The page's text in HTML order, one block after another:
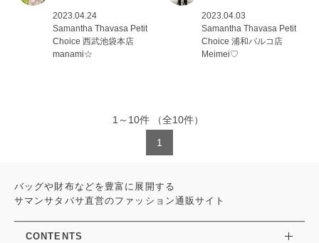
2023.04.24
Samantha Thavasa Petit
Choice 西武池袋本店
manami☆
2023.04.03
Samantha Thavasa Petit
Choice 浦和パルコ店
Meimei♡
1 ～ 10件 （全10件）
1
バッグや財布などを豊富に展開する
サマンサタバサ直営のファッション通販サイト
CONTENTS